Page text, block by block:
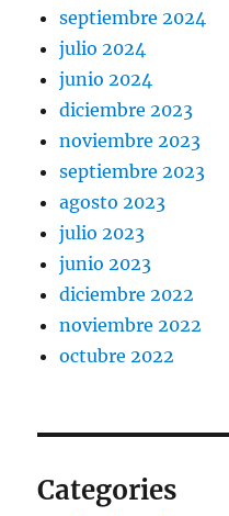
septiembre 2024
julio 2024
junio 2024
diciembre 2023
noviembre 2023
septiembre 2023
agosto 2023
julio 2023
junio 2023
diciembre 2022
noviembre 2022
octubre 2022
Categories